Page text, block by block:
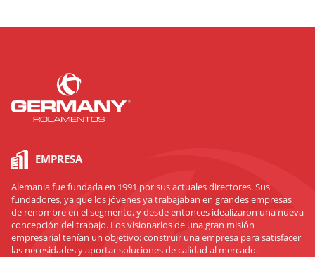
EMPRESA
Alemania fue fundada en 1991 por sus actuales directores. Sus
fundadores, ya que los jóvenes ya trabajaban en grandes empresas
de renombre en el segmento, y desde entonces idealizaron una nueva
concepción del trabajo. Los visionarios de una gran misión
empresarial tenían un objetivo: construir una empresa para satisfacer
las necesidades y aportar soluciones de calidad al mercado.